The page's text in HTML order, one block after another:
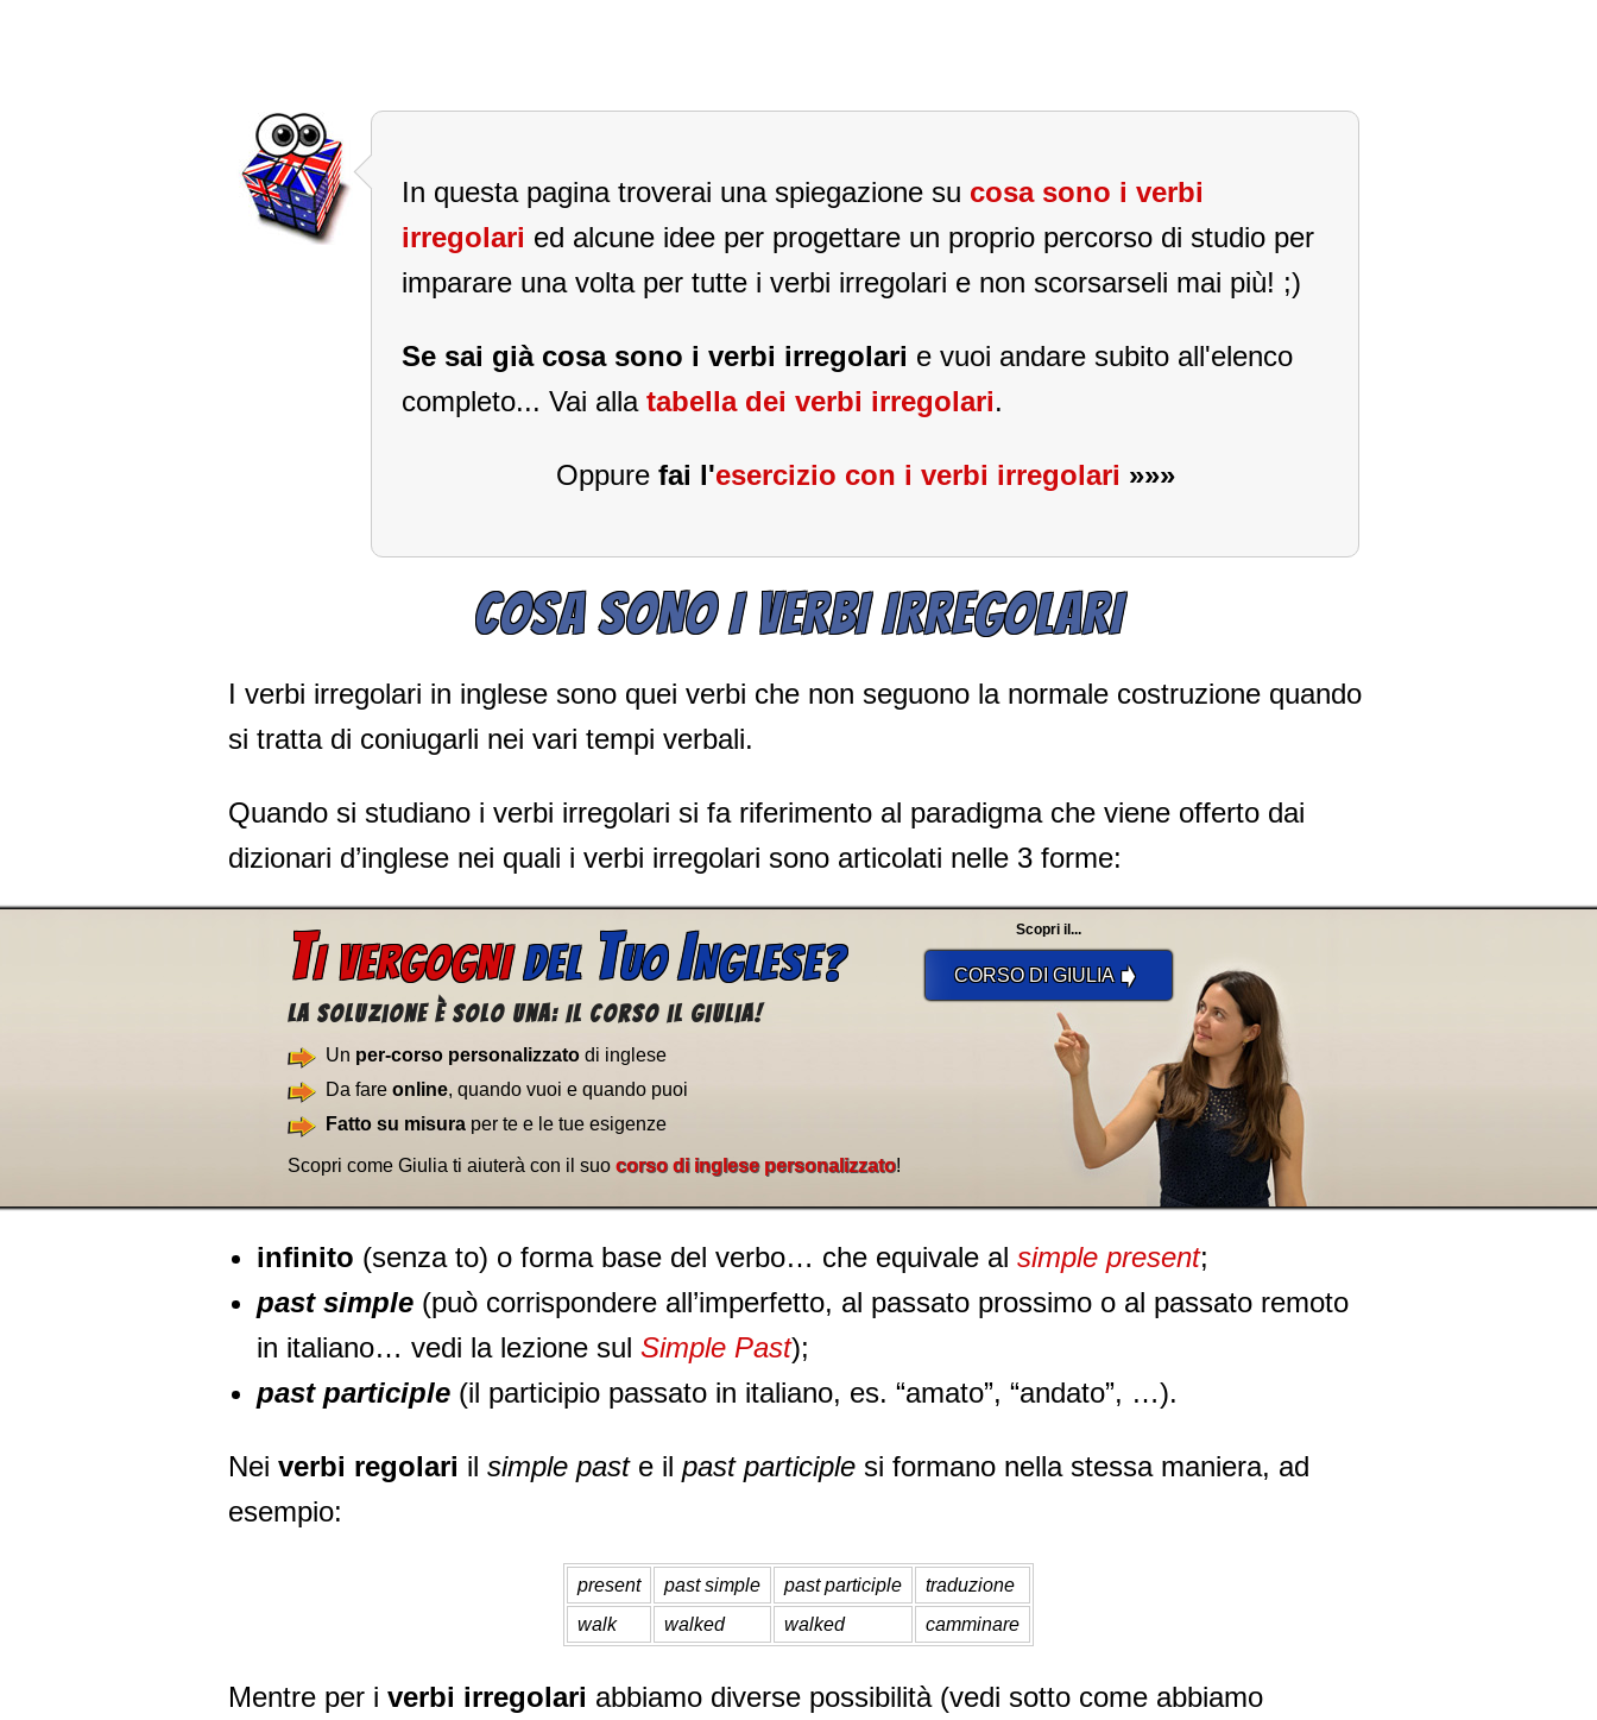
In questa pagina troverai una spiegazione su cosa sono i verbi
irregolari ed alcune idee per progettare un proprio percorso di studio per
imparare una volta per tutte i verbi irregolari e non scorsarseli mai più! ;)
Se sai già cosa sono i verbi irregolari e vuoi andare subito all'elenco
completo... Vai alla tabella dei verbi irregolari.
Oppure fai l'esercizio con i verbi irregolari »»»
COSA SONO I VERBI IRREGOLARI
I verbi irregolari in inglese sono quei verbi che non seguono la normale costruzione quando
si tratta di coniugarli nei vari tempi verbali.
Quando si studiano i verbi irregolari si fa riferimento al paradigma che viene offerto dai
dizionari d’inglese nei quali i verbi irregolari sono articolati nelle 3 forme:
TI VERGOGNIDEL TUOINGLESE?
La soluzione è solo una: Il corso il Giulia!
Un per-corso personalizzato di inglese
Da fare online, quando vuoi e quando puoi
Fatto su misura per te e le tue esigenze
Scopri come Giulia ti aiuterà con il suo corso di inglese personalizzato!
Scopri il...
CORSO DI GIULIA➧
infinito (senza to) o forma base del verbo… che equivale al simple present;
past simple (può corrispondere all’imperfetto, al passato prossimo o al passato remoto
in italiano… vedi la lezione sul Simple Past);
past participle (il participio passato in italiano, es. “amato”, “andato”, …).
Nei verbi regolari il simple paste il past participle si formano nella stessa maniera, ad
esempio:
present past simple past participle
traduzione
walk
walked walked camminare
Mentre per i verbi irregolari abbiamo diverse possibilità (vedi sotto come abbiamo